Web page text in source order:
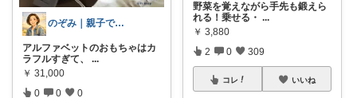
のぞみ｜親子でが楽しく英語学習
アルファベットのおもちゃはカ
ラフルすぎて、
...
￥ 31,000
0 0 0
野菜を覚えながら手先も鍛えら
れる！乗せる・ ...
￥ 3,880
2 0 309
コレ いいね